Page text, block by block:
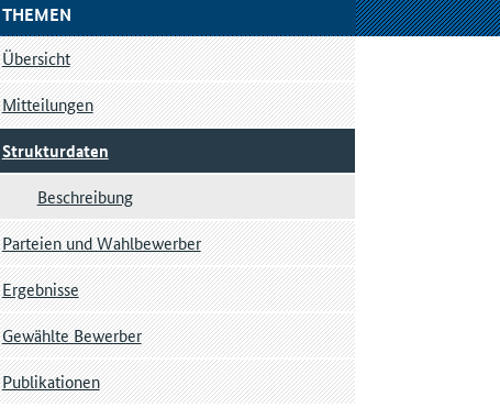
THEMEN
Übersicht
Mitteilungen
Strukturdaten
Beschreibung
Parteien und Wahlbewerber
Ergebnisse
Gewählte Bewerber
Publikationen